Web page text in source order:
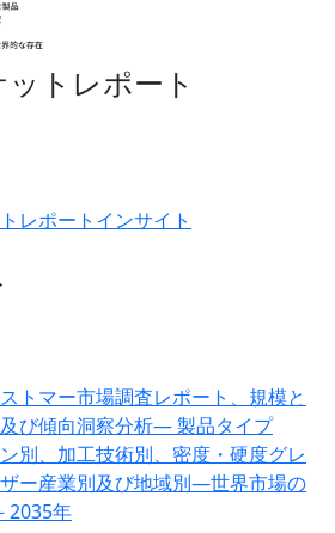
トレポート
レポートインサイト
トマー市場調査レポート、規模と
び傾向洞察分析― 製品タイプ
別、加工技術別、密度・硬度グレ
ー産業別及び地域別―世界市場の
2035年